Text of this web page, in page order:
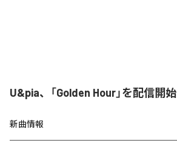
U&pia、「Golden Hour」を配信開始
新曲情報